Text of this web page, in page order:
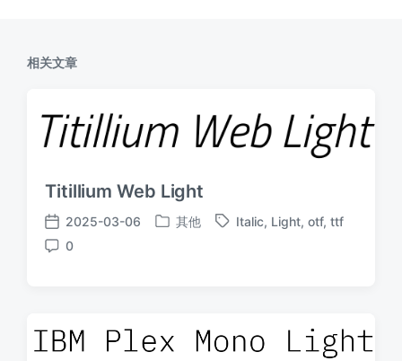
相关文章
Titillium Web Light
发
布
2025-03-06
发
其他
标
Italic, Light, otf, ttf
评
0